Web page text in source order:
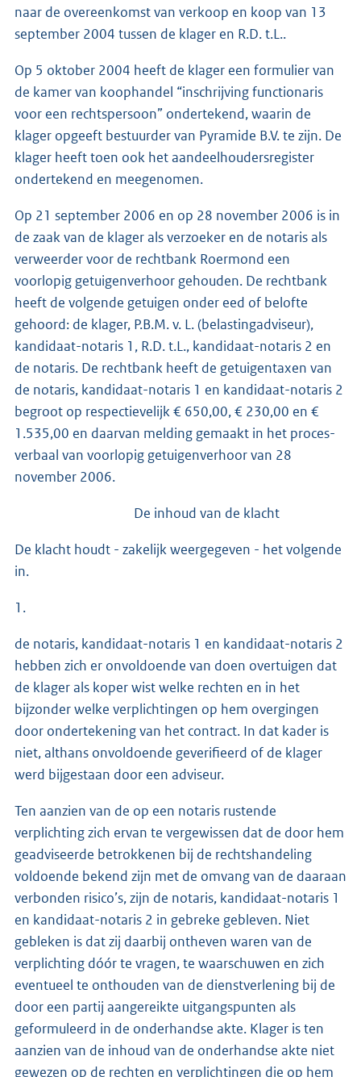
naar de overeenkomst van verkoop en koop van 13
september 2004 tussen de klager en R.D. t.L..
Op 5 oktober 2004 heeft de klager een formulier van
de kamer van koophandel “inschrijving functionaris
voor een rechtspersoon” ondertekend, waarin de
klager opgeeft bestuurder van Pyramide B.V. te zijn. De
klager heeft toen ook het aandeelhoudersregister
ondertekend en meegenomen.
Op 21 september 2006 en op 28 november 2006 is in
de zaak van de klager als verzoeker en de notaris als
verweerder voor de rechtbank Roermond een
voorlopig getuigenverhoor gehouden. De rechtbank
heeft de volgende getuigen onder eed of belofte
gehoord: de klager, P.B.M. v. L. (belastingadviseur),
kandidaat-notaris 1, R.D. t.L., kandidaat-notaris 2 en
de notaris. De rechtbank heeft de getuigentaxen van
de notaris, kandidaat-notaris 1 en kandidaat-notaris 2
begroot op respectievelijk € 650,00, € 230,00 en €
1.535,00 en daarvan melding gemaakt in het proces-
verbaal van voorlopig getuigenverhoor van 28
november 2006.
De inhoud van de klacht
De klacht houdt - zakelijk weergegeven - het volgende
in.
1.
de notaris, kandidaat-notaris 1 en kandidaat-notaris 2
hebben zich er onvoldoende van doen overtuigen dat
de klager als koper wist welke rechten en in het
bijzonder welke verplichtingen op hem overgingen
door ondertekening van het contract. In dat kader is
niet, althans onvoldoende geverifieerd of de klager
werd bijgestaan door een adviseur.
Ten aanzien van de op een notaris rustende
verplichting zich ervan te vergewissen dat de door hem
geadviseerde betrokkenen bij de rechtshandeling
voldoende bekend zijn met de omvang van de daaraan
verbonden risico’s, zijn de notaris, kandidaat-notaris 1
en kandidaat-notaris 2 in gebreke gebleven. Niet
gebleken is dat zij daarbij ontheven waren van de
verplichting dóór te vragen, te waarschuwen en zich
eventueel te onthouden van de dienstverlening bij de
door een partij aangereikte uitgangspunten als
geformuleerd in de onderhandse akte. Klager is ten
aanzien van de inhoud van de onderhandse akte niet
gewezen op de rechten en verplichtingen die op hem